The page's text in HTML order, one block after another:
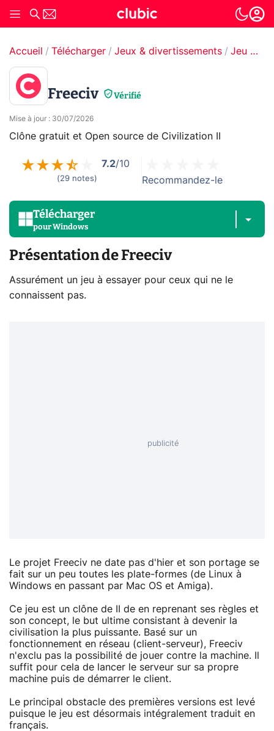
Accueil Télécharger Jeux & divertissements Jeu de gestion & stratégie
Freeciv Vérifié
Mise à jour : 30/07/2026
Clône gratuit et Open source de Civilization II
7.2/10
(29 notes) Recommandez-le
Télécharger
pourWindows
Présentation de Freeciv
Assurément un jeu à essayer pour ceux qui ne le
connaissent pas.
Le projet Freeciv ne date pas d'hier et son portage se
fait sur un peu toutes les plate-formes (de Linux à
Windows en passant par Mac OS et Amiga).
Ce jeu est un clône de II de en reprenant ses règles et
son concept, le but ultime consistant à devenir la
civilisation la plus puissante. Basé sur un
fonctionnement en réseau (client-serveur), Freeciv
n'exclu pas la possibilité de jouer contre la machine. Il
suffit pour cela de lancer le serveur sur sa propre
machine puis de démarrer le client.
Le principal obstacle des premières versions est levé
puisque le jeu est désormais intégralement traduit en
français.